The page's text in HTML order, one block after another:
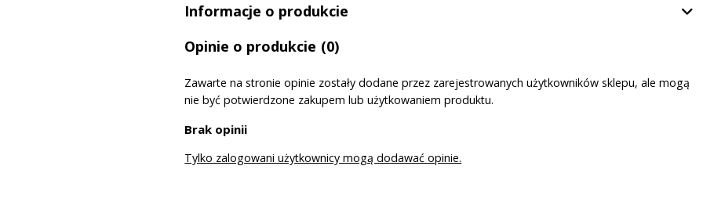
Informacje o produkcie
Opinie o produkcie (0)
Zawarte na stronie opinie zostały dodane przez zarejestrowanych użytkowników sklepu, ale mogą
nie być potwierdzone zakupem lub użytkowaniem produktu.
Brak opinii
Tylko zalogowani użytkownicy mogą dodawać opinie.